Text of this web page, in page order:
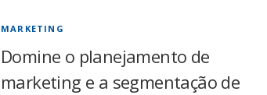
MARKETING
Domine o planejamento de
marketing e a segmentação de